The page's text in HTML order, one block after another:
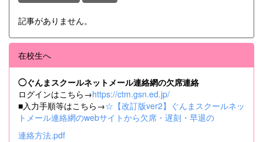
記事がありません。
在校生へ
◯ぐんまスクールネットメール連絡網の欠席連絡
ログインはこちら→https://ctm.gsn.ed.jp/
■入力手順等はこちら→☆【改訂版ver2】ぐんまスクールネッ
トメール連絡網のwebサイトから欠席・遅刻・早退の
連絡方法.pdf